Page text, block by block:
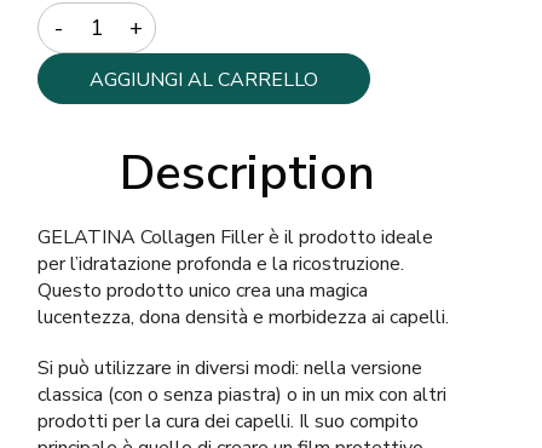
Quantity
AGGIUNGI AL CARRELLO
Description
GELATINA Collagen Filler è il prodotto ideale
per l’idratazione profonda e la ricostruzione.
Questo prodotto unico crea una magica
lucentezza, dona densità e morbidezza ai capelli.
Si può utilizzare in diversi modi: nella versione
classica (con o senza piastra) o in un mix con altri
prodotti per la cura dei capelli. Il suo compito